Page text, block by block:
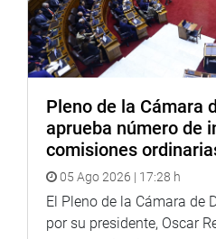
Pleno de la Cámara
aprueba número de
comisiones
05 Ago 2026 | 17:28 h
El Pleno de la Cámara de
por su presidente, Oscar